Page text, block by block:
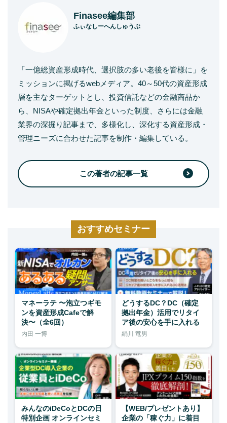
Finasee編集部
ふぃなしーへんしゅうぶ
「一億総資産形成時代、選択肢の多い老後を皆様に」を
ミッションに掲げるwebメディア。40～50代の資産形成
層を主なターゲットとし、投資信託などの金融商品か
ら、NISAや確定拠出年金といった制度、さらには金融
業界の深掘り記事まで、多様化し、深化する資産形成・
管理ニーズに合わせた記事を制作・編集している。
この著者の記事一覧
おすすめセミナー
マネーラテ 〜泡立つギモ
ンを資産形成Cafeで解
決〜（全6回）
内田 一博
どうするDC？DC（確定
拠出年金）活用でリタイ
ア後の安心を手に入れる
絹川 竜男
みんなのiDeCoとDCの日
特別企画 オンラインセミ
【WEB/プレゼントあり】
企業の「稼ぐ力」に着目